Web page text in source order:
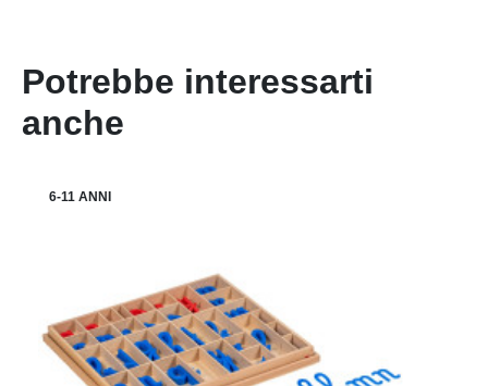
Potrebbe interessarti
anche
6-11 ANNI